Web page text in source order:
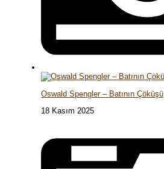
Oswald Spengler – Batının Çöküşü
18 Kasım 2025